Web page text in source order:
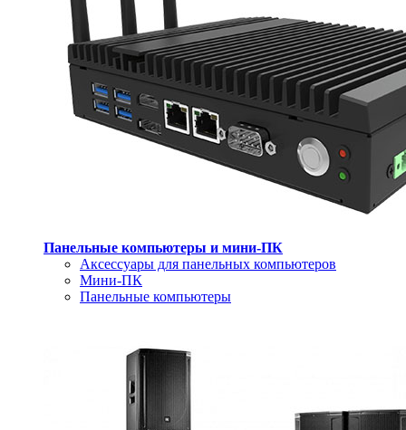
Панельные компьютеры и мини-ПК
Аксессуары для панельных компьютеров
Мини-ПК
Панельные компьютеры